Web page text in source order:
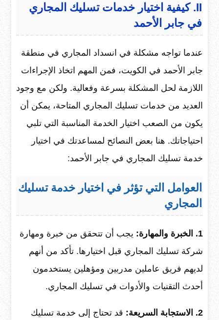
II. كيفية اختيار خدمات تسليك المجاري
في جابر الأحمد
عندما تواجه مشكلة في انسداد المجاري في منطقة
جابر الأحمد في الكويت، فمن المهم اتخاذ الإجراءات
اللازمة لحل المشكلة بسرعة وفعالية. ولكن مع وجود
العديد من خدمات تسليك المجاري المتاحة، يمكن أن
يكون من الصعب اختيار الخدمة المناسبة التي تلبي
احتياجاتك. هنا بعض النصائح لمساعدتك في اختيار
خدمة تسليك المجاري في جابر الأحمد:
العوامل التي تؤثر في اختيار خدمة تسليك
المجاري
1. الخبرة والمهارة:
يجب أن تتحقق من خبرة ومهارة
شركة تسليك المجاري قبل اختيارها. تأكد من أنهم
لديهم فريق عاملين مدربين ومؤهلين يستخدمون
أحدث التقنيات والأدوات في تسليك المجاري.
2. الاستجابة السريعة:
قد تحتاج إلى خدمة تسليك